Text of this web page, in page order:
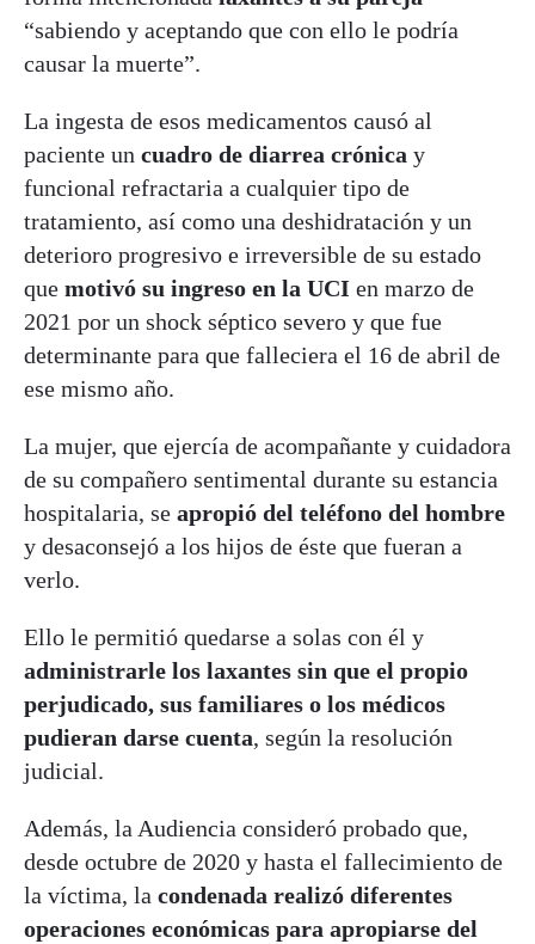
“sabiendo y aceptando que con ello le podría
causar la muerte”.
La ingesta de esos medicamentos causó al
paciente un cuadro de diarrea crónica y
funcional refractaria a cualquier tipo de
tratamiento, así como una deshidratación y un
deterioro progresivo e irreversible de su estado
que motivó su ingreso en la UCI en marzo de
2021 por un shock séptico severo y que fue
determinante para que falleciera el 16 de abril de
ese mismo año.
La mujer, que ejercía de acompañante y cuidadora
de su compañero sentimental durante su estancia
hospitalaria, se apropió del teléfono del hombre
y desaconsejó a los hijos de éste que fueran a
verlo.
Ello le permitió quedarse a solas con él y
administrarle los laxantes sin que el propio
perjudicado, sus familiares o los médicos
pudieran darse cuenta, según la resolución
judicial.
Además, la Audiencia consideró probado que,
desde octubre de 2020 y hasta el fallecimiento de
la víctima, la condenada realizó diferentes
operaciones económicas para apropiarse del